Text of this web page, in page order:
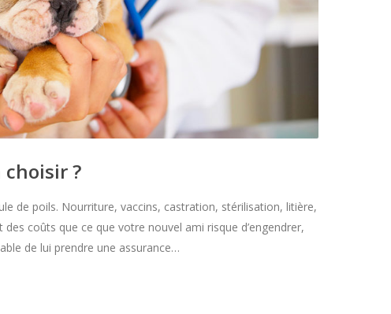
?
de poils. Nourriture, vaccins, castration, stérilisation, litière,
coûts que ce que votre nouvel ami risque d’engendrer,
de lui prendre une assurance…